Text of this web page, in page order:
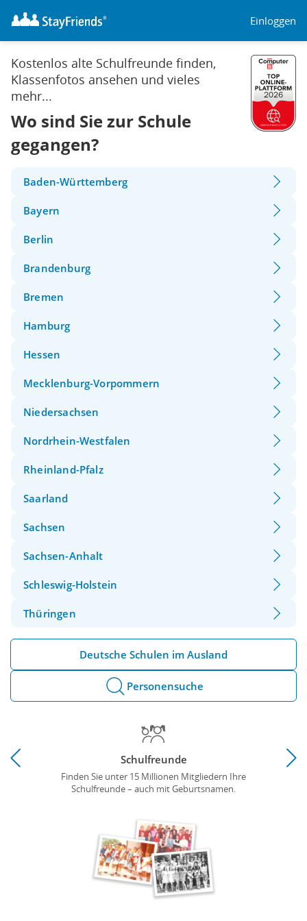
Einloggen
Kostenlos alte Schulfreunde finden,
Klassenfotos ansehen und vieles
mehr...
Wo sind Sie zur Schule
gegangen?
Baden-Württemberg
Bayern
Berlin
Brandenburg
Bremen
Hamburg
Hessen
Mecklenburg-Vorpommern
Niedersachsen
Nordrhein-Westfalen
Rheinland-Pfalz
Saarland
Sachsen
Sachsen-Anhalt
Schleswig-Holstein
Thüringen
Deutsche Schulen im Ausland
Personensuche
Schulfreunde
Finden Sie unter 15 Millionen Mitgliedern Ihre
Schulfreunde – auch mit Geburtsnamen.